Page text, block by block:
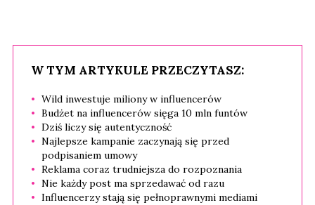
W TYM ARTYKULE PRZECZYTASZ:
Wild inwestuje miliony w influencerów
Budżet na influencerów sięga 10 mln funtów
Dziś liczy się autentyczność
Najlepsze kampanie zaczynają się przed
podpisaniem umowy
Reklama coraz trudniejsza do rozpoznania
Nie każdy post ma sprzedawać od razu
Influencerzy stają się pełnoprawnymi mediami